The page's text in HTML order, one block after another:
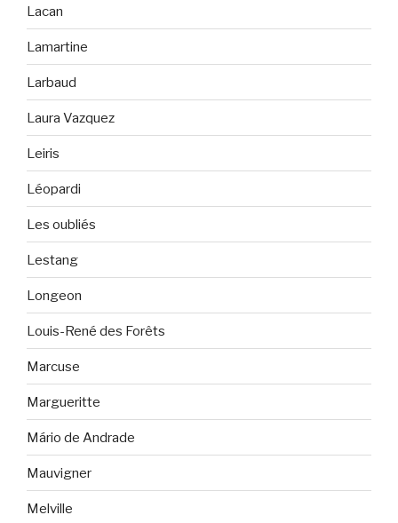
Lacan
Lamartine
Larbaud
Laura Vazquez
Leiris
Léopardi
Les oubliés
Lestang
Longeon
Louis-René des Forêts
Marcuse
Margueritte
Mário de Andrade
Mauvigner
Melville